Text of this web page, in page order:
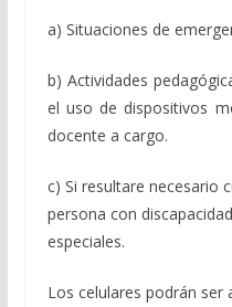
a) Situaciones de
b) Actividades
el uso de dispositivos
docente a cargo.
c) Si resultare necesario
persona con
especiales.
Los celulares podrán ser